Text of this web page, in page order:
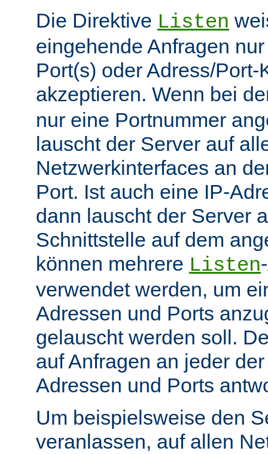
Die Direktive Listen
eingehende Anfragen
Port(s) oder Adress/
akzeptieren. Wenn bei
nur eine Portnummer
lauscht der Server auf
Netzwerkinterfaces an
Port. Ist auch eine IP-
dann lauscht der Server
Schnittstelle auf dem
können mehrere Listen
verwendet werden, um
Adressen und Ports
gelauscht werden soll.
auf Anfragen an jeder
Adressen und Ports
Um beispielsweise den
veranlassen, auf allen